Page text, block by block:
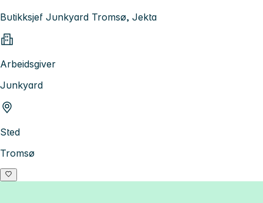
Butikksjef Junkyard Tromsø, Jekta
Arbeidsgiver
Junkyard
Sted
Tromsø